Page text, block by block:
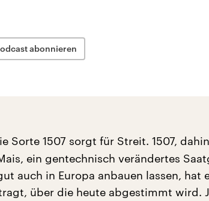
abonnieren
Sorte 1507 sorgt für Streit. 1507,
ein gentechnisch verändertes
auch in Europa anbauen lassen, hat
über die heute abgestimmt wird.